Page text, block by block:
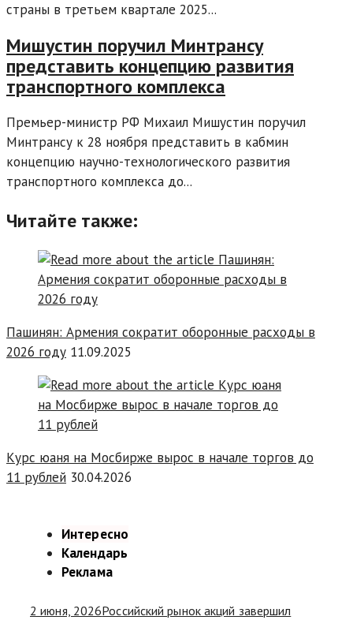
страны в третьем квартале 2025...
Мишустин поручил Минтрансу
представить концепцию развития
транспортного комплекса
Премьер-министр РФ Михаил Мишустин поручил
Минтрансу к 28 ноября представить в кабмин
концепцию научно-технологического развития
транспортного комплекса до...
Читайте также:
Пашинян: Армения сократит оборонные расходы в
2026 году 11.09.2025
Курс юаня на Мосбирже вырос в начале торгов до
11 рублей 30.04.2026
Интересно
Календарь
Реклама
2 июня, 2026Российский рынок акций завершил